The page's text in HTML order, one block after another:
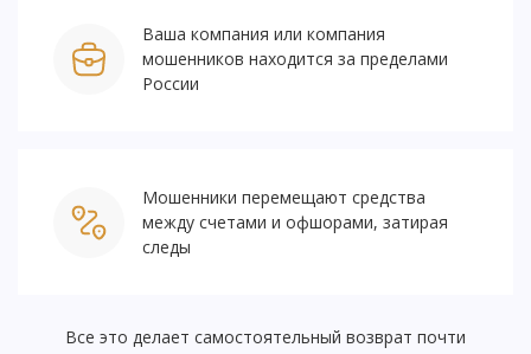
Ваша компания или компания
мошенников находится за пределами
России
Мошенники перемещают средства
между счетами и офшорами, затирая
следы
Все это делает самостоятельный возврат почти